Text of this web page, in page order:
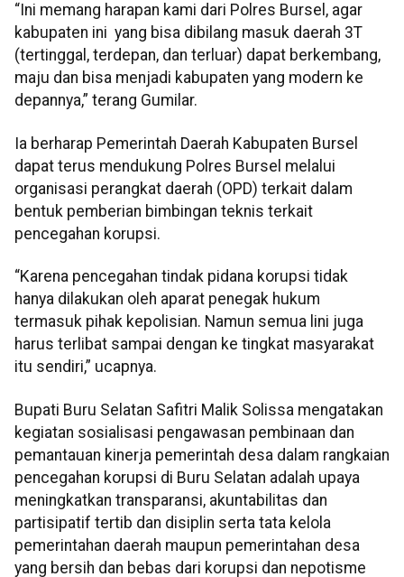
“Ini memang harapan kami dari Polres Bursel, agar
kabupaten ini yang bisa dibilang masuk daerah 3T
(tertinggal, terdepan, dan terluar) dapat berkembang,
maju dan bisa menjadi kabupaten yang modern ke
depannya,” terang Gumilar.
Ia berharap Pemerintah Daerah Kabupaten Bursel
dapat terus mendukung Polres Bursel melalui
organisasi perangkat daerah (OPD) terkait dalam
bentuk pemberian bimbingan teknis terkait
pencegahan korupsi.
“Karena pencegahan tindak pidana korupsi tidak
hanya dilakukan oleh aparat penegak hukum
termasuk pihak kepolisian. Namun semua lini juga
harus terlibat sampai dengan ke tingkat masyarakat
itu sendiri,” ucapnya.
Bupati Buru Selatan Safitri Malik Solissa mengatakan
kegiatan sosialisasi pengawasan pembinaan dan
pemantauan kinerja pemerintah desa dalam rangkaian
pencegahan korupsi di Buru Selatan adalah upaya
meningkatkan transparansi, akuntabilitas dan
partisipatif tertib dan disiplin serta tata kelola
pemerintahan daerah maupun pemerintahan desa
yang bersih dan bebas dari korupsi dan nepotisme